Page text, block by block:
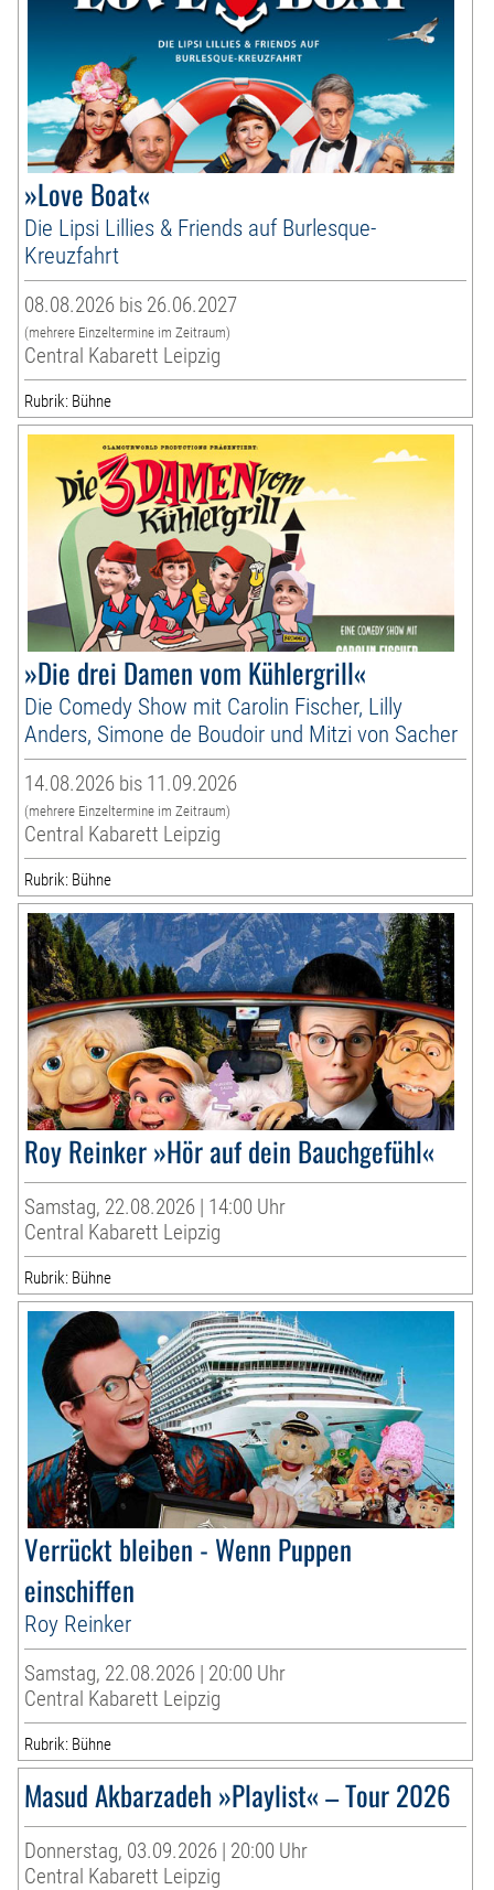
»Love Boat«
Die Lipsi Lillies & Friends auf Burlesque-
Kreuzfahrt
08.08.2026 bis 26.06.2027
(mehrere Einzeltermine im Zeitraum)
Central Kabarett Leipzig
Rubrik: Bühne
»Die drei Damen vom Kühlergrill«
Die Comedy Show mit Carolin Fischer, Lilly
Anders, Simone de Boudoir und Mitzi von Sacher
14.08.2026 bis 11.09.2026
(mehrere Einzeltermine im Zeitraum)
Central Kabarett Leipzig
Rubrik: Bühne
Roy Reinker »Hör auf dein Bauchgefühl«
Samstag, 22.08.2026 | 14:00 Uhr
Central Kabarett Leipzig
Rubrik: Bühne
Verrückt bleiben - Wenn Puppen
einschiffen
Roy Reinker
Samstag, 22.08.2026 | 20:00 Uhr
Central Kabarett Leipzig
Rubrik: Bühne
Masud Akbarzadeh »Playlist« – Tour 2026
Donnerstag, 03.09.2026 | 20:00 Uhr
Central Kabarett Leipzig